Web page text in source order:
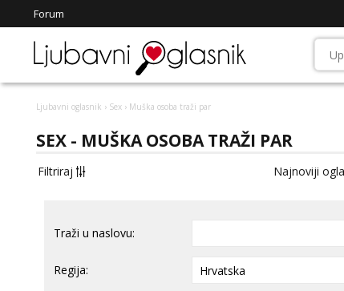
Forum
Ljubavni oglasnik › Sex › Muška osoba traži par
SEX - MUŠKA OSOBA TRAŽI PAR
Filtriraj Najnoviji
Traži u naslovu:
Regija: